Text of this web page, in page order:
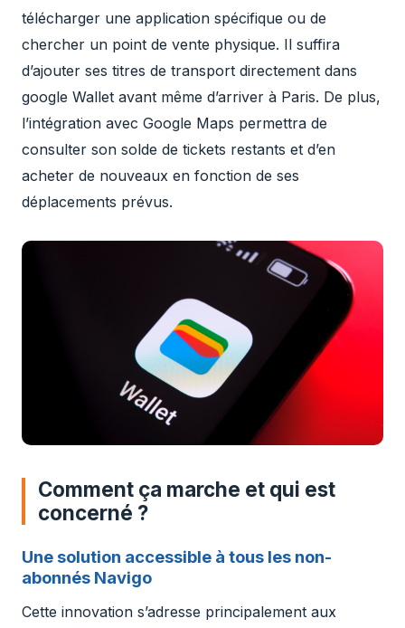
télécharger une application spécifique ou de
chercher un point de vente physique. Il suffira
d’ajouter ses titres de transport directement dans
google Wallet avant même d’arriver à Paris. De plus,
l’intégration avec Google Maps permettra de
consulter son solde de tickets restants et d’en
acheter de nouveaux en fonction de ses
déplacements prévus.
Comment ça marche et qui est
concerné ?
Une solution accessible à tous les non-
abonnés Navigo
Cette innovation s’adresse principalement aux